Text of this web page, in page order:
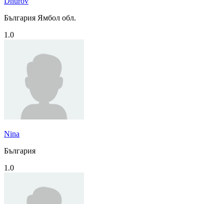
България Ямбол обл.
1.0
Nina
България
1.0